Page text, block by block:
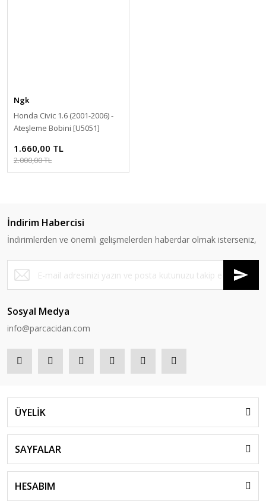
Ngk
Honda Civic 1.6 (2001-2006) -
Ateşleme Bobini [U5051]
1.660,00 TL
2.000,00 TL
İndirim Habercisi
İndirimlerden ve önemli gelişmelerden haberdar olmak isterseniz,
Sosyal Medya
info@parcacidan.com
ÜYELİK
SAYFALAR
HESABIM